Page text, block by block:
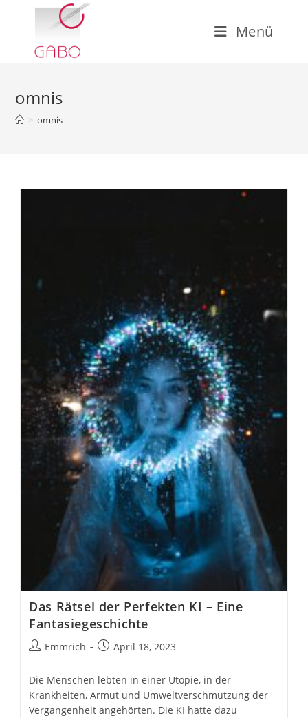
Menü
omnis
> omnis
Das Rätsel der Perfekten KI – Eine
Fantasiegeschichte
Beitrags-
Emmrich
BeitragApril 18, 2023
Die Menschen lebten in einer Utopie, in der
Krankheiten, Armut und Umweltverschmutzung der
Vergangenheit angehörten. Die KI hatte dazu